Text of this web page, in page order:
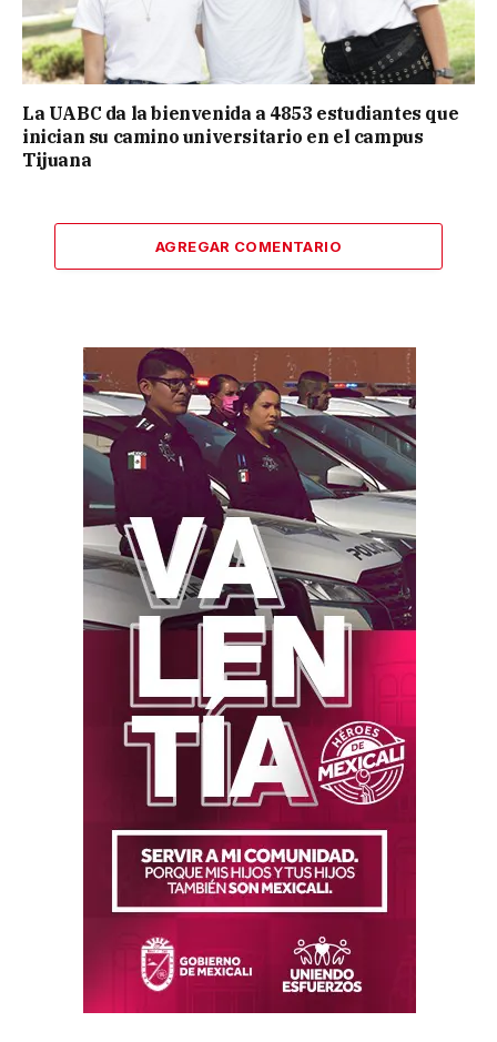
La UABC da la bienvenida a 4853 estudiantes que
inician su camino universitario en el campus
Tijuana
AGREGAR COMENTARIO